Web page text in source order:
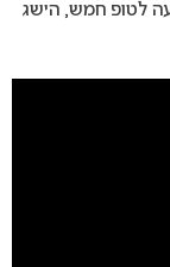
לטופ חמש, הישג